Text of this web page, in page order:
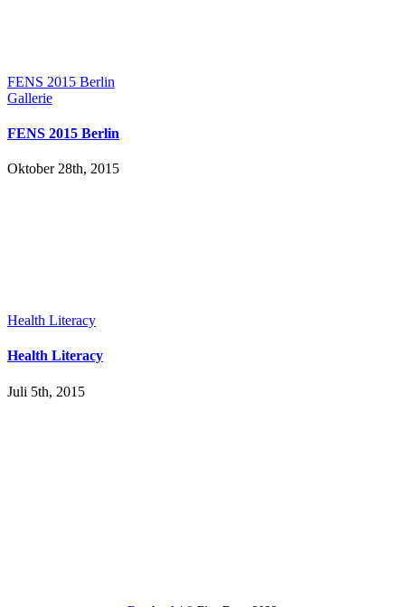
FENS 2015 Berlin
Gallerie
FENS 2015 Berlin
Oktober 28th, 2015
Health Literacy
Health Literacy
Juli 5th, 2015